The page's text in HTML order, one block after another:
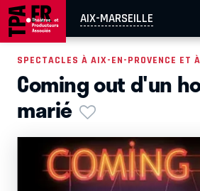
AIX-MARSEILLE
AIX-MARSEILLE AURAY
EN TOURNÉE
SPECTACLES À AIX-EN-PROVENCE ET
Coming out d'un
marié